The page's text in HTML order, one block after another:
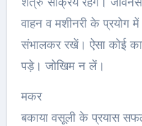
वाहन व मशीनरी के प्रयोग
संभालकर रखें। ऐसा कोई
पड़े। जोखिम न लें।
मकर
बकाया वसूली के प्रयास